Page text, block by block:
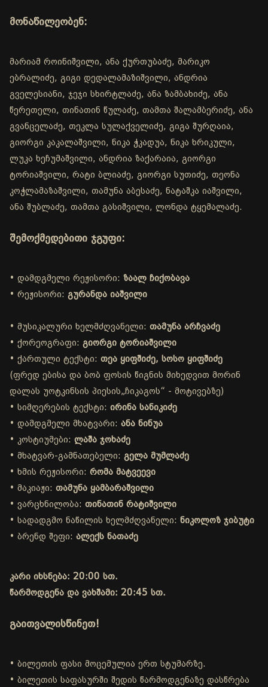
მონაწილეობენ:
მარიამ როინიშვილი, ანა ქურთუბაძე, მარიკო
ებრალიძე, გიგი დედალამაზიშვილი, ანდრია
გველესიანი, ჯეჯი სხირტლაძე, ანა ზამბახიძე, ანა
წერეთელი, თინათინ წულაძე, თამთა შალამბერიძე, ანა
გვანცელაძე, თეკლა სულაქველიძე, გიგა შურღაია,
გიორგი კაკალაშვილი, ნიკა ჭკადუა, ნიკა ხრიკული,
ლუკა ხეჩუმაშვილი, ანდრია ზაქარაია, გიორგი
ტორიაშვილი, რატი ბლიაძე, გიორგი სუთიძე, თეონა
კოჭლამაზაშვილი, თამუნა აბესაძე, ნატაშკა იაშვილი,
ანა შუბლაძე, თამთა გასიშვილი, ლონდა ტყემალაძე.
შემოქმედებითი ჯგუფი:
• დამდგმელი რეჟისორი: ზაალ ჩიქობავა
• რეჟისორი: გურანდა იაშვილი
• მუსიკალური ხელმძღვანელი: თამუნა არჩვაძე
• ქორეოგრაფი: გიორგი ტორიაშვილი
• ქართული ტექსტი: თეა ყიფშიძე, სოსო ყიფშიძე
(ფრედ ებისა და ბობ ფოსის წიგნის მიხედვით მორინ
დალას უოტკინსის პიესის„ჩიკაგოს“ - მოტივებზე)
• სიმღერების ტექსტი: ირინა სანიკიძე
• დამდგმელი მხატვარი: ანა ნინუა
• კოსტიუმები: ლაშა ჯოხაძე
• მხატვარ-გამნათებელი: გელა მუმლაძე
• ხმის რეჟისორი: რომა მატვეევი
• მაკიაჟი: თამუნა ყამბარაშვილი
• ვარცხნილობა: თინათინ რატიშვილი
• სადადგმო ნაწილის ხელმძღვანელი: ნიკოლოზ ჯიბუტი
• ბრენდ შეფი: ალექს ნათაძე
კარი იხსნება: 20:00 სთ.
წარმოდგენა და ვახშამი: 20:45 სთ.
გაითვალისწინეთ!
• ბილეთის ფასი მოცემულია ერთ სტუმარზე.
• ბილეთის საფასურში შედის წარმოდგენაზე დასწრება